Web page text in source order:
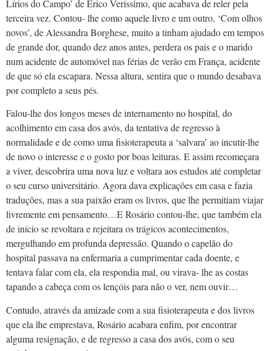
Lírios do Campo’ de Érico Veríssimo, que acabava de reler pela
terceira vez. Contou- lhe como aquele livro e um outro, ‘Com olhos
novos’, de Alessandra Borghese, muito a tinham ajudado em tempos
de grande dor, quando dez anos antes, perdera os pais e o marido
num acidente de automóvel nas férias de verão em França, acidente
de que só ela escapara. Nessa altura, sentira que o mundo desabava
por completo a seus pés.
Falou-lhe dos longos meses de internamento no hospital, do
acolhimento em casa dos avós, da tentativa de regresso à
normalidade e de como uma fisioterapeuta a ‘salvara’ ao incutir-lhe
de novo o interesse e o gosto por boas leituras. E assim recomeçara
a viver, descobrira uma nova luz e voltara aos estudos até completar
o seu curso universitário. Agora dava explicações em casa e fazia
traduções, mas a sua paixão eram os livros, que lhe permitiam viajar
livremente em pensamento…E Rosário contou-lhe, que também ela
de início se revoltara e rejeitara os trágicos acontecimentos,
mergulhando em profunda depressão. Quando o capelão do
hospital passava na enfermaria a cumprimentar cada doente, e
tentava falar com ela, ela respondia mal, ou virava- lhe as costas
tapando a cabeça com os lençóis para não o ver, nem ouvir…
Contudo, através da amizade com a sua fisioterapeuta e dos livros
que ela lhe emprestava, Rosário acabara enfim, por encontrar
alguma resignação, e de regresso a casa dos avós, com o seu